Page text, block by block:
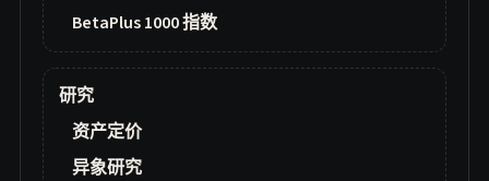
BetaPlus 1000 指数
研究
资产定价
异象研究